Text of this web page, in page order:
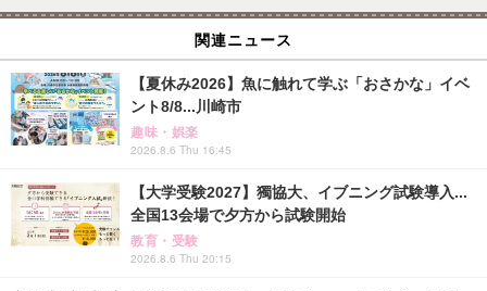
関連ニュース
【夏休み2026】魚に触れて学ぶ「おさかな」イベ
ント8/8...川崎市
趣味・娯楽
2026.8.6 Thu 16:45
【大学受験2027】獨協大、イブニング試験導入...
全国13会場で夕方から試験開始
教育・受験
2026.8.6 Thu 20:15